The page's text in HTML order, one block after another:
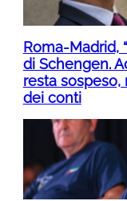
Roma-Madrid,
di Schengen.
resta sospeso,
dei conti